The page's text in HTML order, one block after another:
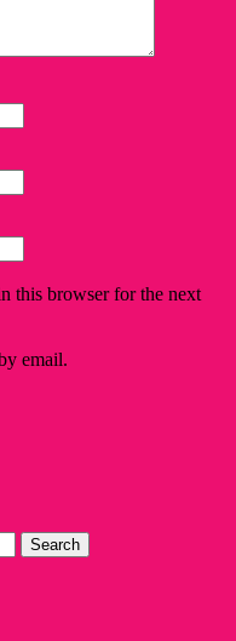
this browser for the next
email.